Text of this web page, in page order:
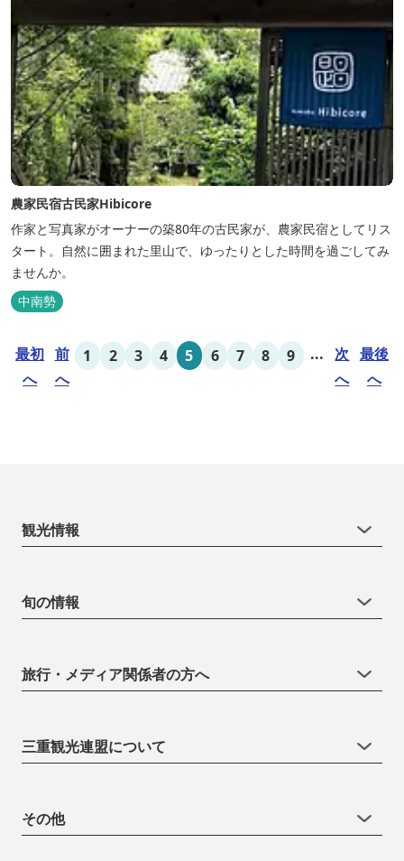
農家民宿古民家Hibicore
作家と写真家がオーナーの築80年の古民家が、農家民宿としてリス
タート。自然に囲まれた里山で、ゆったりとした時間を過ごしてみ
ませんか。
中南勢
最初
へ
前
へ
1 2 3 4 5 6 7 8 9 ...
次
へ
最後
へ
観光情報
旬の情報
旅行・メディア関係者の方へ
三重観光連盟について
その他